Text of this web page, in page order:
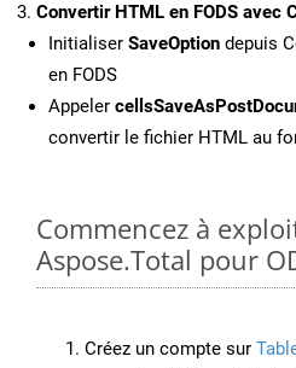
Convertir HTML en FODS avec
Initialiser SaveOption depuis
en FODS
Appeler
convertir le fichier HTML au
Commencez à
Aspose.Total pour
Créez un compte sur